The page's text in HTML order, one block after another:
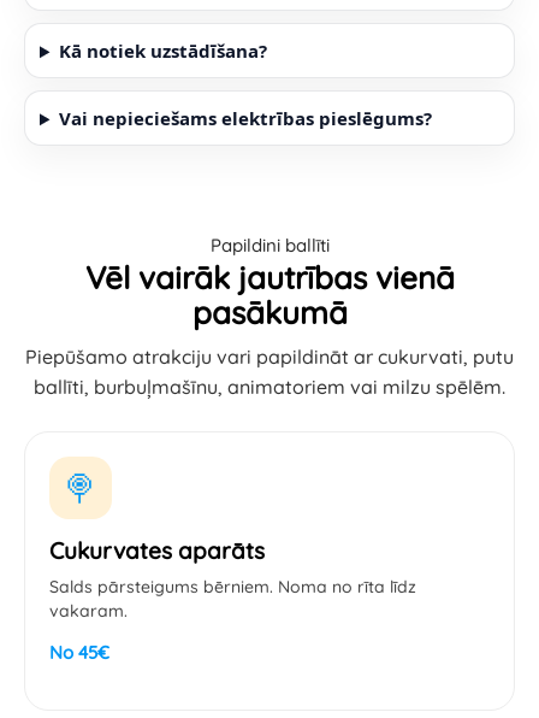
Kā notiek uzstādīšana?
Vai nepieciešams elektrības pieslēgums?
Papildini ballīti
Vēl vairāk jautrības vienā
pasākumā
Piepūšamo atrakciju vari papildināt ar cukurvati, putu
ballīti, burbuļmašīnu, animatoriem vai milzu spēlēm.
🍭
Cukurvates aparāts
Salds pārsteigums bērniem. Noma no rīta līdz
vakaram.
No 45€